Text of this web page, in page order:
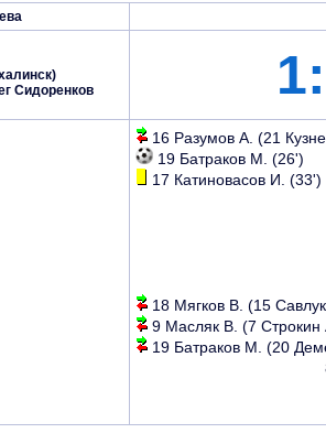
Сидоренков
16 Разумов А. (21
19 Батраков М. (26')
17 Катиновасов И. (33')
18 Мягков В. (15
9 Масляк В. (7 Строкин
19 Батраков М. (20